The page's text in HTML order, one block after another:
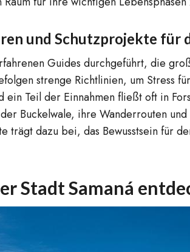
und Schutzprojekte für
Guides durchgeführt, die
strenge Richtlinien, um
ein Teil der Einnahmen fließt oft in
Buckelwale, ihre Wanderrouten
trägt dazu bei, das Bewusstsein für
Stadt Samaná